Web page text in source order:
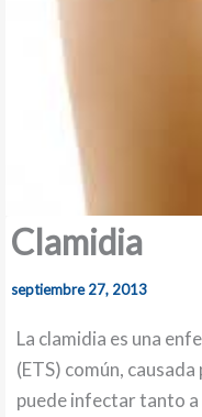
Clamidia
septiembre 27, 2013
La clamidia es una
(ETS) común,
puede infectar tanto a